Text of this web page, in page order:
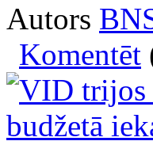
Autors
Komentēt